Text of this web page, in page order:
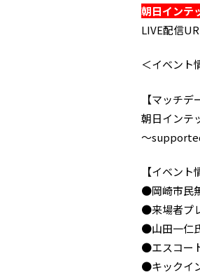
朝日インテ
LIVE配信
＜イベント
【マッチデ
朝日インテ
～
【イベント
●岡崎市民
●来場者プ
●山田一仁
●エスコー
●キックイ